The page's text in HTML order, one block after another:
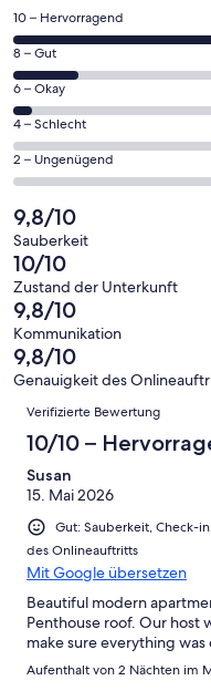
einem
neuen
Fenster
geöffnet
66
von
insgesamt
80
Gästebewertungen
haben
eine
Bewertung
von
10
-
Hervorragend
10 – Hervorragend
11
von
insgesamt
80
Gästebewertungen
haben
Bewertung
von
8
-
Gut
8 – Gut
3
von
insgesamt
80
Gästebewertungen
haben
eine
Bewertung
von
6
-
Okay
6 – Okay
0
von
insgesamt
Gästebewertungen
haben
eine
Bewertung
von
4
-
Schlecht
4 – Schlecht
0
von
insgesamt
80
Gästebewertungen
haben
eine
Bewertung
von
2
Ungenügend
2 – Ungenügend
9,8/10
Sauberkeit
10/10
Zustand der Unterkunft
9,8/10
Kommunikation
9,8/10
Genauigkeit des
Bewertungen
Verifizierte Bewertung
10/10 –
Susan
15. Mai 2026
Gut: Sauberkeit, Check-
des Onlineauftritts
Mit Google übersetzen
Beautiful modern
Penthouse roof. Our host
make sure everything
Aufenthalt von 2 Nächten im